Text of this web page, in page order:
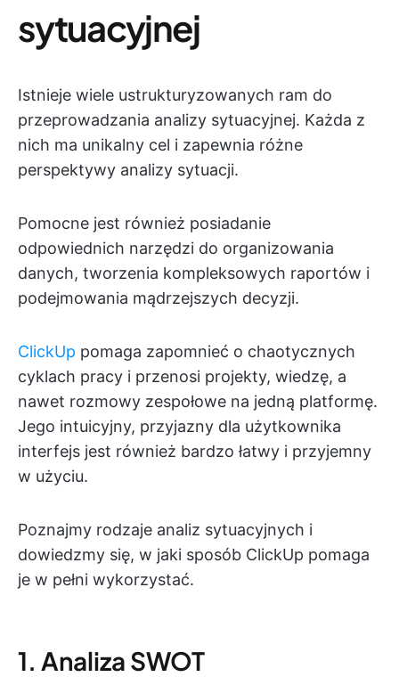
sytuacyjnej
Istnieje wiele ustrukturyzowanych ram do
przeprowadzania analizy sytuacyjnej. Każda z
nich ma unikalny cel i zapewnia różne
perspektywy analizy sytuacji.
Pomocne jest również posiadanie
odpowiednich narzędzi do organizowania
danych, tworzenia kompleksowych raportów i
podejmowania mądrzejszych decyzji.
ClickUp pomaga zapomnieć o chaotycznych
cyklach pracy i przenosi projekty, wiedzę, a
nawet rozmowy zespołowe na jedną platformę.
Jego intuicyjny, przyjazny dla użytkownika
interfejs jest również bardzo łatwy i przyjemny
w użyciu.
Poznajmy rodzaje analiz sytuacyjnych i
dowiedzmy się, w jaki sposób ClickUp pomaga
je w pełni wykorzystać.
1. Analiza SWOT